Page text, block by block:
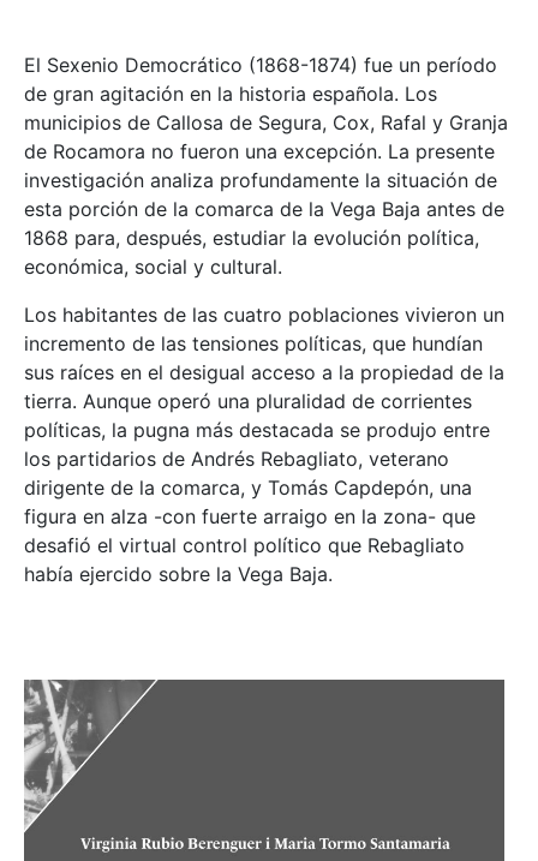
El Sexenio Democrático (1868-1874) fue un período
de gran agitación en la historia española. Los
municipios de Callosa de Segura, Cox, Rafal y Granja
de Rocamora no fueron una excepción. La presente
investigación analiza profundamente la situación de
esta porción de la comarca de la Vega Baja antes de
1868 para, después, estudiar la evolución política,
económica, social y cultural.
Los habitantes de las cuatro poblaciones vivieron un
incremento de las tensiones políticas, que hundían
sus raíces en el desigual acceso a la propiedad de la
tierra. Aunque operó una pluralidad de corrientes
políticas, la pugna más destacada se produjo entre
los partidarios de Andrés Rebagliato, veterano
dirigente de la comarca, y Tomás Capdepón, una
figura en alza -con fuerte arraigo en la zona- que
desafió el virtual control político que Rebagliato
había ejercido sobre la Vega Baja.